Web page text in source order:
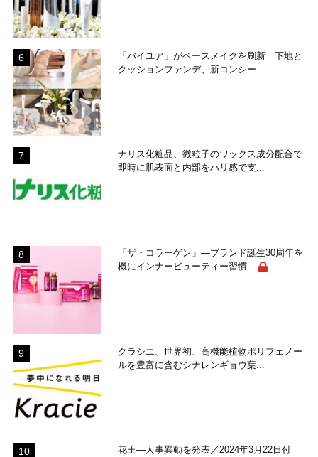
「バイユア」がベースメイクを刷新 下地と
クッションファンデ、新コンシー...
ナリス化粧品、微粒子のワックス成分配合で
即時に肌表面と内部をハリ感で支...
「ザ・コラーゲン」―ブランド誕生30周年を
機にインナービューティー習慣...
クラシエ、世界初、高機能植物ポリフェノー
ルを豊富に含むシナレンギョウ葉...
花王―人事異動を発表／2024年3月22日付